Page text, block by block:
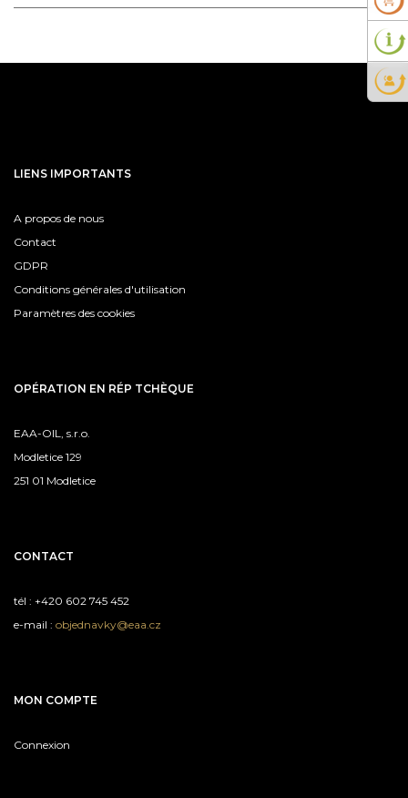
LIENS IMPORTANTS
A propos de nous
Contact
GDPR
Conditions générales d'utilisation
Paramètres des cookies
OPÉRATION EN RÉP TCHÈQUE
EAA-OIL, s.r.o.
Modletice 129
251 01 Modletice
CONTACT
tél : +420 602 745 452
e-mail : objednavky@eaa.cz
MON COMPTE
Connexion